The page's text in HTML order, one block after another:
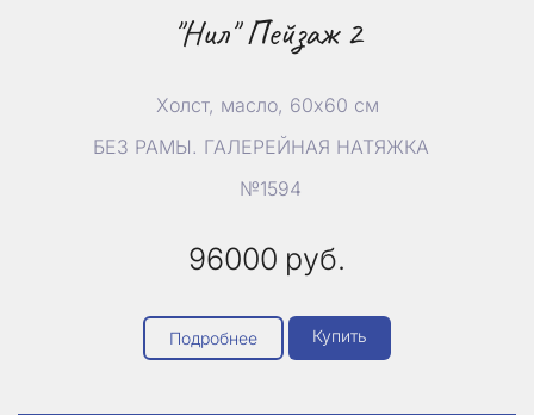
"Нил" Пейзаж 2
Холст, масло, 60х60 см
БЕЗ РАМЫ. ГАЛЕРЕЙНАЯ НАТЯЖКА
№1594
96000 руб.
Подробнее Купить